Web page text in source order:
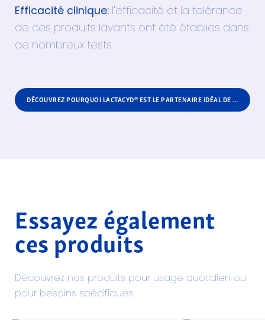
Efficacité clinique: l'efficacité et la tolérance
de ces produits lavants ont été établies dans
de nombreux tests.
DÉCOUVREZ POURQUOI LACTACYD® EST LE PARTENAIRE IDÉAL DE VOTRE SANTÉ INTIME
Essayez également
ces produits
Découvrez nos produits pour usage quotidien ou
pour besoins spécifiques